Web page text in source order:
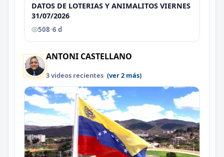
DATOS DE LOTERIAS Y ANIMALITOS VIERNES
31/07/2026
508•6 d
ANTONI CASTELLANO
3 videos recientes (ver 2 más)